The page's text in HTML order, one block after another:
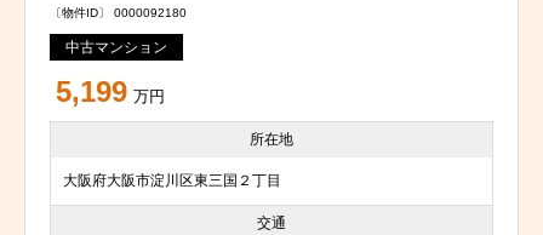
〔物件ID〕 0000092180
中古マンション
5,199 万円
所在地
大阪府大阪市淀川区東三国２丁目
交通